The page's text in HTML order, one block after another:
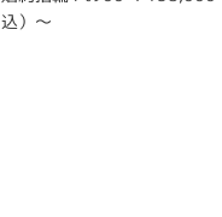
込）～